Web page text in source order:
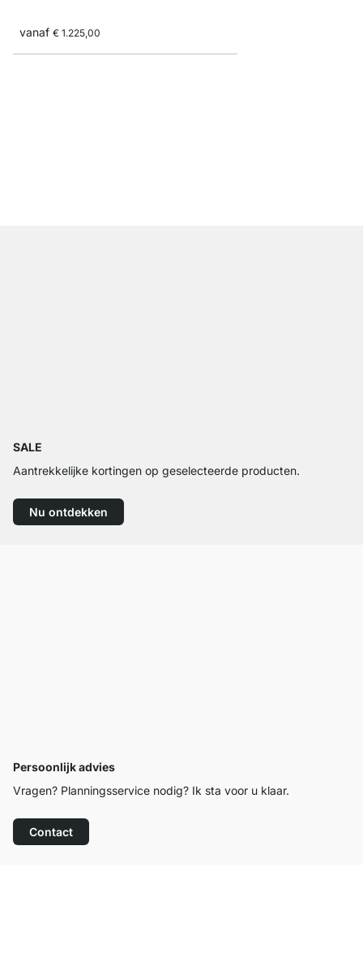
vanaf € 1.225,00
SALE
Aantrekkelijke kortingen op geselecteerde producten.
Nu ontdekken
Persoonlijk advies
Vragen? Planningsservice nodig? Ik sta voor u klaar.
Contact